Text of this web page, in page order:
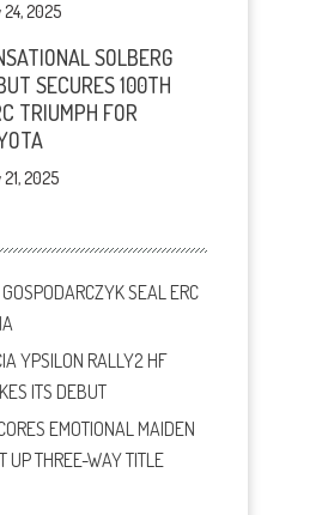
2025
SOLBERG
SECURES 100TH
TRIUMPH FOR
2025
SEAL ERC
YPSILON RALLY2 HF
ITS DEBUT
EMOTIONAL MAIDEN
UP THREE-WAY TITLE